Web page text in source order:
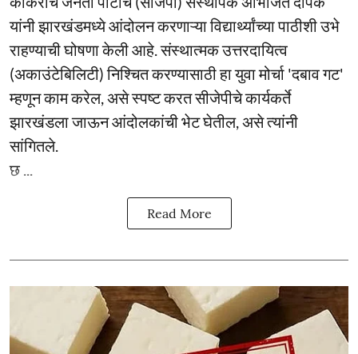
यांनी झारखंडमध्ये आंदोलन करणाऱ्या विद्यार्थ्यांच्या पाठीशी उभे
राहण्याची घोषणा केली आहे. संस्थात्मक उत्तरदायित्व
(अकाउंटेबिलिटी) निश्चित करण्यासाठी हा युवा मोर्चा 'दबाव गट'
म्हणून काम करेल, असे स्पष्ट करत सीजेपीचे कार्यकर्ते
झारखंडला जाऊन आंदोलकांची भेट घेतील, असे त्यांनी
सांगितले.
छ ...
Read More